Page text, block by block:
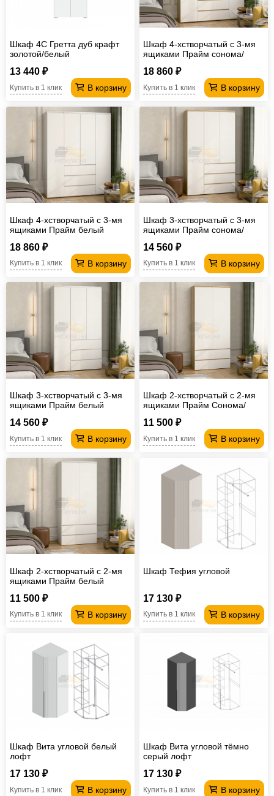
Шкаф 4С Гретта дуб крафт
золотой/белый
13 440 ₽
В корзину
Купить в 1 клик
Шкаф 4-хстворчатый с 3-мя
ящиками Прайм сонома/
18 860 ₽
В корзину
Купить в 1 клик
Шкаф 4-хстворчатый с 3-мя
ящиками Прайм белый
18 860 ₽
В корзину
Купить в 1 клик
Шкаф 3-хстворчатый с 3-мя
ящиками Прайм сонома/
14 560 ₽
В корзину
Купить в 1 клик
Шкаф 3-хстворчатый с 3-мя
ящиками Прайм белый
14 560 ₽
В корзину
Купить в 1 клик
Шкаф 2-хстворчатый с 2-мя
ящиками Прайм Сонома/
11 500 ₽
В корзину
Купить в 1 клик
Шкаф 2-хстворчатый с 2-мя
ящиками Прайм белый
11 500 ₽
В корзину
Купить в 1 клик
Шкаф Тефия угловой
17 130 ₽
В корзину
Купить в 1 клик
Шкаф Вита угловой белый
лофт
17 130 ₽
В корзину
Купить в 1 клик
Шкаф Вита угловой тёмно
серый лофт
17 130 ₽
В корзину
Купить в 1 клик